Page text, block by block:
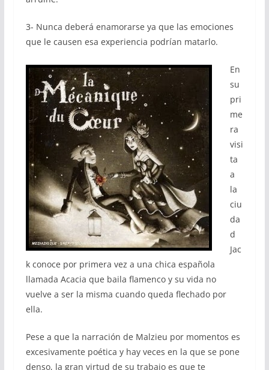
3- Nunca deberá enamorarse ya que las emociones
que le causen esa experiencia podrían matarlo.
En
su
pri
me
ra
visi
ta
a
la
ciu
da
d
Jac
k conoce por primera vez a una chica española
llamada Acacia que baila flamenco y su vida no
vuelve a ser la misma cuando queda flechado por
ella.
Pese a que la narración de Malzieu por momentos es
excesivamente poética y hay veces en la que se pone
denso, la gran virtud de su trabajo es que te